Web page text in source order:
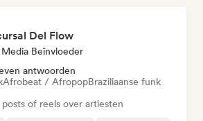
Del Flow
Beïnvloeder
antwoorden
Afrobeat / AfropopBraziliaanse funk
of reels over artiesten